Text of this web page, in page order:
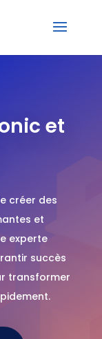
et
créer des
et
experte
succès
transformer